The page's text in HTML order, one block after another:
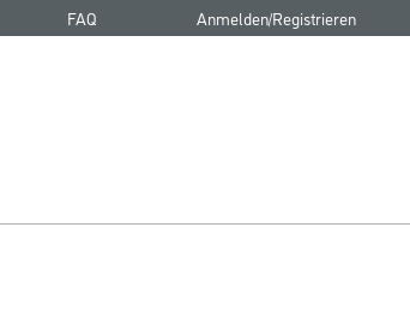
FAQ Anmelden/Registrieren